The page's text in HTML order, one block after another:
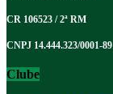
CR 106523 / 2ª RM
CNPJ 14.444.323/0001-89
Clube